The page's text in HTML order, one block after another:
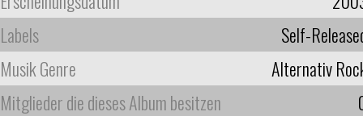
Labels
Self-
Musik Genre
Alternativ
Mitglieder die dieses Album besitzen